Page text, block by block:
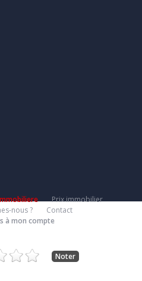
Prix immobilier
nous ?
Contact
à mon compte
Noter